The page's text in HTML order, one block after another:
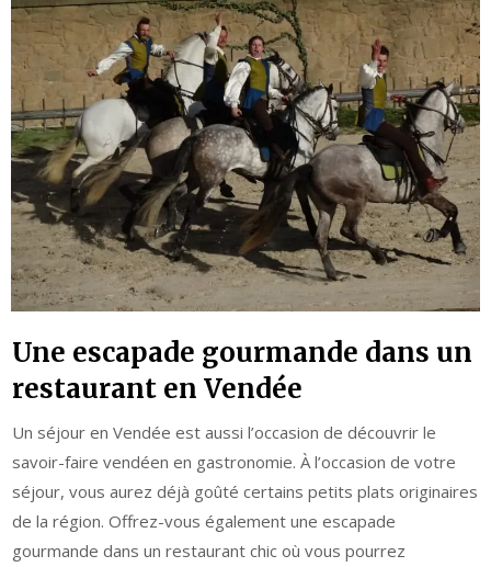
Une escapade gourmande dans un
restaurant en Vendée
Un séjour en Vendée est aussi l’occasion de découvrir le
savoir-faire vendéen en gastronomie. À l’occasion de votre
séjour, vous aurez déjà goûté certains petits plats originaires
de la région. Offrez-vous également une escapade
gourmande dans un restaurant chic où vous pourrez